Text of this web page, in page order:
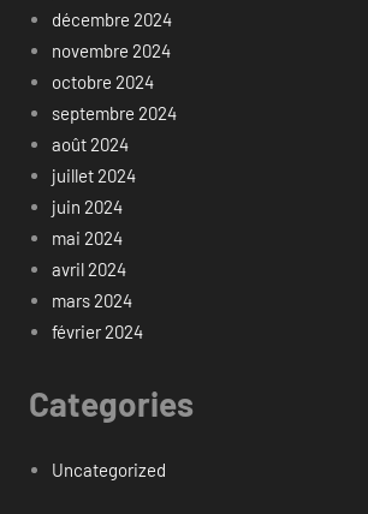
décembre 2024
novembre 2024
octobre 2024
septembre 2024
août 2024
juillet 2024
juin 2024
mai 2024
avril 2024
mars 2024
février 2024
Categories
Uncategorized